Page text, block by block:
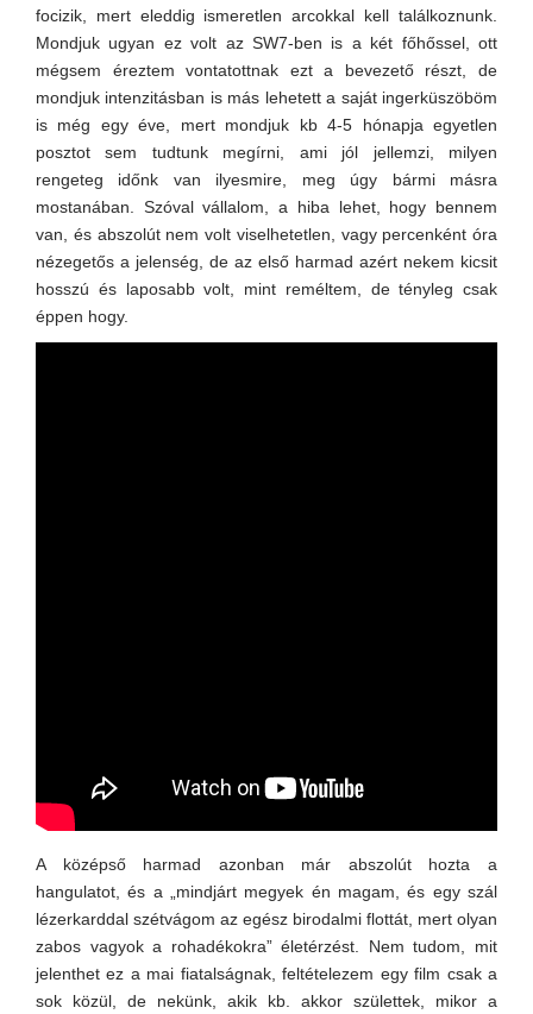
focizik, mert eleddig ismeretlen arcokkal kell találkoznunk.
Mondjuk ugyan ez volt az SW7-ben is a két főhőssel, ott
mégsem éreztem vontatottnak ezt a bevezető részt, de
mondjuk intenzitásban is más lehetett a saját ingerküszöböm
is még egy éve, mert mondjuk kb 4-5 hónapja egyetlen
posztot sem tudtunk megírni, ami jól jellemzi, milyen
rengeteg időnk van ilyesmire, meg úgy bármi másra
mostanában. Szóval vállalom, a hiba lehet, hogy bennem
van, és abszolút nem volt viselhetetlen, vagy percenként óra
nézegetős a jelenség, de az első harmad azért nekem kicsit
hosszú és laposabb volt, mint reméltem, de tényleg csak
éppen hogy.
A középső harmad azonban már abszolút hozta a
hangulatot, és a „mindjárt megyek én magam, és egy szál
lézerkarddal szétvágom az egész birodalmi flottát, mert olyan
zabos vagyok a rohadékokra” életérzést. Nem tudom, mit
jelenthet ez a mai fiatalságnak, feltételezem egy film csak a
sok közül, de nekünk, akik kb. akkor születtek, mikor a